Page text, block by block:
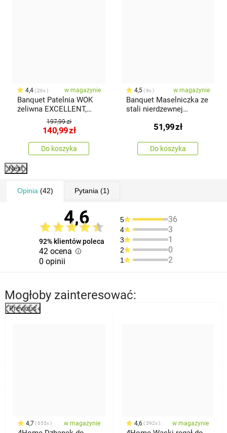
4,4 26x w magazynie
Banquet Patelnia WOK
żeliwna EXCELLENT,
197,99 zł
140,99zł
Do koszyka
4,5 9x w magazynie
Banquet Maselniczka ze
stali nierdzewnej
51,99zł
Do koszyka
Next
Opinia (42) Pytania (1)
4,6
92% klientów poleca
42 ocena
0 opinii
5 36
4 3
3 1
2 0
1 2
Mogłoby zainteresować:
Previous
4,7 655x w magazynie 4,6 592x w magazynie